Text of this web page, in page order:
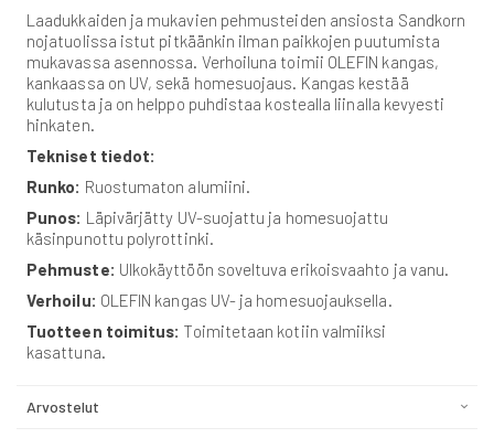
Laadukkaiden ja mukavien pehmusteiden ansiosta Sandkorn
nojatuolissa istut pitkäänkin ilman paikkojen puutumista
mukavassa asennossa. Verhoiluna toimii OLEFIN kangas,
kankaassa on UV, sekä homesuojaus. Kangas kestää
kulutusta ja on helppo puhdistaa kostealla liinalla kevyesti
hinkaten.
Tekniset tiedot:
Runko: Ruostumaton alumiini.
Punos: Läpivärjätty UV-suojattu ja homesuojattu
käsinpunottu polyrottinki.
Pehmuste: Ulkokäyttöön soveltuva erikoisvaahto ja vanu.
Verhoilu: OLEFIN kangas UV- ja homesuojauksella.
Tuotteen toimitus: Toimitetaan kotiin valmiiksi
kasattuna.
Arvostelut